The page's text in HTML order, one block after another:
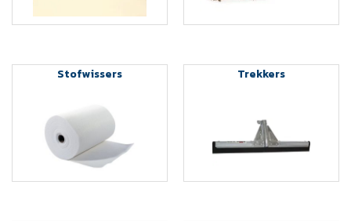
Stofwissers Trekkers